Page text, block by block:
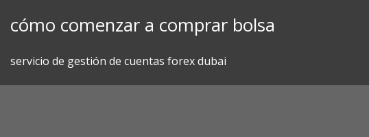
cómo comenzar a comprar bolsa
servicio de gestión de cuentas forex dubai